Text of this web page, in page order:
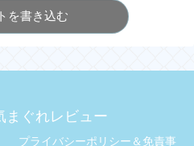
を書き込む
まぐれレビュー
プライバシーポリシー＆免責事